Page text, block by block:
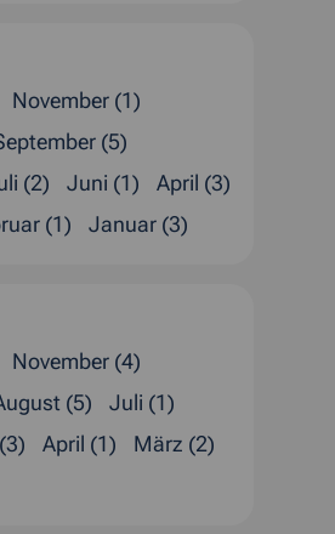
November (1)
(5)
(2) Juni (1)
April (3)
(1) Januar (3)
November (4)
(5)
Juli (1)
April (1)
März (2)